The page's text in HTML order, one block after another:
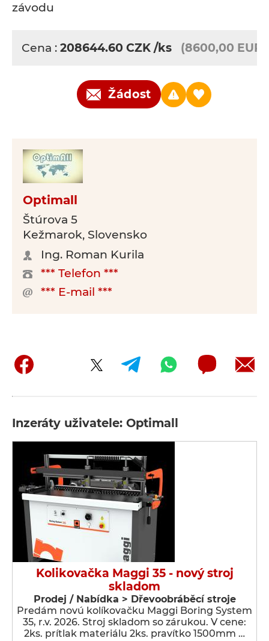
závodu
Cena : 208644.60 CZK /ks (8600,00 EUR)
Žádost
Optimall
Štúrova 5
Kežmarok, Slovensko
Ing. Roman Kurila
*** Telefon ***
*** E-mail ***
Inzeráty uživatele: Optimall
Kolikovačka Maggi 35 - nový stroj
skladom
Prodej / Nabídka > Dřevoobráběcí stroje
Predám novú kolíkovačku Maggi Boring System
35, r.v. 2026. Stroj skladom so zárukou. V cene:
2ks. prítlak materiálu 2ks. pravítko 1500mm …